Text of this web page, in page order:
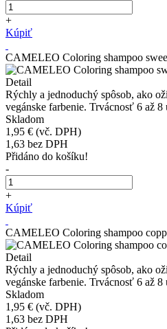
+
Kúpiť
CAMELEO Coloring shampoo
Detail
Rýchly a jednoduchý spôsob, ako
vegánske farbenie. Trvácnosť 6 až 8
Skladom
1,95 € (vč. DPH)
1,63 bez DPH
Přidáno do košíku!
-
+
Kúpiť
CAMELEO Coloring shampoo
Detail
Rýchly a jednoduchý spôsob, ako
vegánske farbenie. Trvácnosť 6 až 8
Skladom
1,95 € (vč. DPH)
1,63 bez DPH